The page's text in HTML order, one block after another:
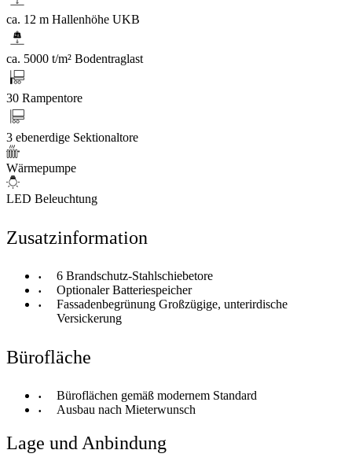
ca. 12 m Hallenhöhe UKB
ca. 5000 t/m² Bodentraglast
30 Rampentore
3 ebenerdige Sektionaltore
Wärmepumpe
LED Beleuchtung
Zusatzinformation
6 Brandschutz-Stahlschiebetore
Optionaler Batteriespeicher
Fassadenbegrünung Großzügige, unterirdische
Versickerung
Bürofläche
Büroflächen gemäß modernem Standard
Ausbau nach Mieterwunsch
Lage und Anbindung